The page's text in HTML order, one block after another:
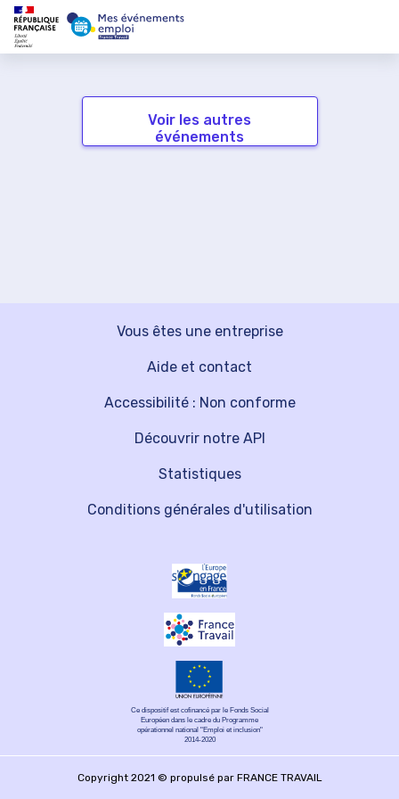
Voir les autres
événements
Vous êtes une entreprise
Découvrir notre API
Aide et contact
Statistiques
Accessibilité : Non conforme
Conditions générales d'utilisation
Ce dispositif est cofinancé par le Fonds Social
Européen dans le cadre du Programme
opérationnel national "Emploi et inclusion"
2014-2020
Copyright 2021 © propulsé par FRANCE TRAVAIL